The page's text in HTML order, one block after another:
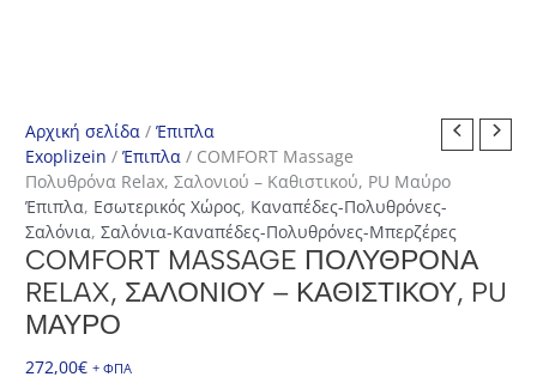
Αρχική σελίδα /Έπιπλα
Exoplizein /Έπιπλα / COMFORT Massage
Πολυθρόνα Relax, Σαλονιού – Καθιστικού, PU Μαύρο
Έπιπλα, Εσωτερικός Χώρος, Καναπέδες-Πολυθρόνες-
Σαλόνια,Σαλόνια-Καναπέδες-Πολυθρόνες-Μπερζέρες
COMFORT MASSAGE ΠΟΛΥΘΡΌΝΑ
RELAX, ΣΑΛΟΝΙΟΎ – ΚΑΘΙΣΤΙΚΟΎ, PU
ΜΑΎΡΟ
272,00€ + ΦΠΑ